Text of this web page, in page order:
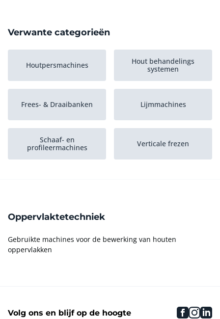
Verwante categorieën
Houtpersmachines
Hout behandelings
systemen
Frees- & Draaibanken Lijmmachines
Schaaf- en
profileermachines
Verticale frezen
Boor- & deuvelmachines
Oppervlaktetechniek
Gebruikte machines voor de bewerking van houten
oppervlakken
Volg ons en blijf op de hoogte